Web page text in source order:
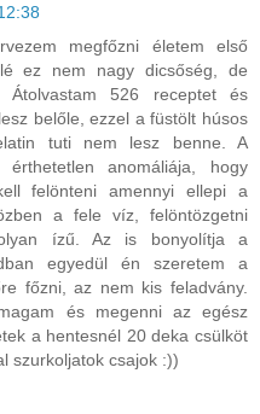
megfőzni életem első
ez nem nagy dicsőség, de
526 receptet és
belőle, ezzel a füstölt húsos
tuti nem lesz benne. A
érthetetlen anomáliája, hogy
felönteni amennyi ellepi a
a fele víz, felöntözgetni
ízű. Az is bonyolítja a
egyedül én szeretem a
főzni, az nem kis feladvány.
és megenni az egész
a hentesnél 20 deka csülköt
szurkoljatok csajok :))